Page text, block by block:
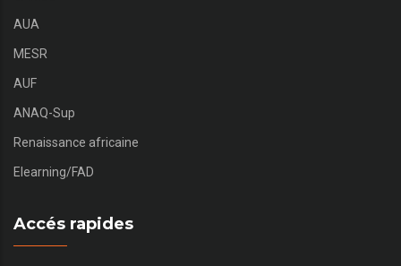
AUA
MESR
AUF
ANAQ-Sup
Renaissance africaine
Elearning/FAD
Accés rapides